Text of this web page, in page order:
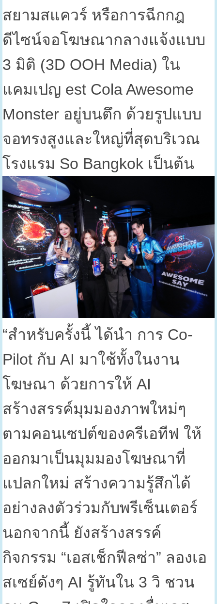
สยามสแควร์ หรือการฉีกกฎ
ดีไซน์จอโฆษณากลางแจ้งแบบ
3 มิติ (3D OOH Media) ใน
แคมเปญ est Cola Awesome
Monster อยู่บนตึก ด้วยรูปแบบ
จอทรงสูงและใหญ่ที่สุดบริเวณ
โรงแรม So Bangkok เป็นต้น
“สำหรับครั้งนี้ ได้นำ การ Co-
Pilot กับ AI มาใช้ทั้งในงาน
โฆษณา ด้วยการให้ AI
สร้างสรรค์มุมมองภาพใหม่ๆ
ตามคอนเซปต์ของครีเอทีฟ ให้
ออกมาเป็นมุมมองโฆษณาที่
แปลกใหม่ สร้างความรู้สึกได้
อย่างลงตัวร่วมกับพรีเซ็นเตอร์
นอกจากนี้ ยังสร้างสรรค์
กิจกรรม “เอสเช็กฟีลซ่า” ลองเอ
สเซย์ดังๆ AI รู้ทันใน 3 วิ ชวน